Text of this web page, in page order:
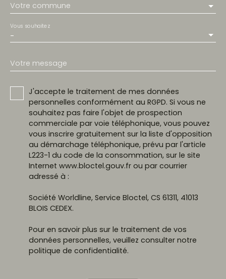
Votre commune
-
Vous souhaitez
Votre message
J'accepte le traitement de mes données
personnelles conformément au RGPD. Si vous ne
souhaitez pas faire l'objet de prospection
commerciale par voie téléphonique, vous pouvez
vous inscrire gratuitement sur la liste d'opposition
au démarchage téléphonique, prévu par l'article
L223-1 du code de la consommation, sur le site
Internet www.bloctel.gouv.fr ou par courrier
adressé à :
Société Worldline, Service Bloctel, CS 61311, 41013
BLOIS CEDEX.
Pour en savoir plus sur le traitement de vos
données personnelles, veuillez consulter notre
politique de confidentialité.